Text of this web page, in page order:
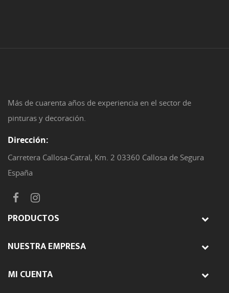
Más de cuarenta años de experiencia en el sector de
pinturas y decoración.
Dirección:
Carretera Callosa-Catral, Km. 2 03360 Callosa de Segura
España
PRODUCTOS
NUESTRA EMPRESA
MI CUENTA